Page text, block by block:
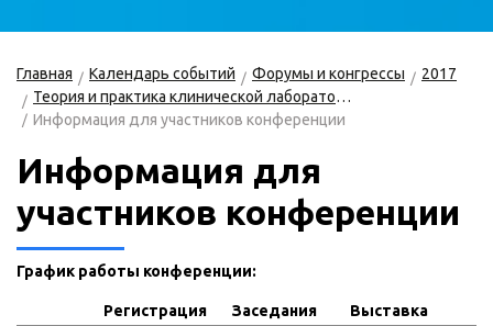
Главная Календарь событий Форумы и конгрессы
2017
Теория и практика клинической лабораторной диагностики
Информация для участников конференции
Информация для
участников конференции
График работы конференции:
Регистрация Заседания
Выставка